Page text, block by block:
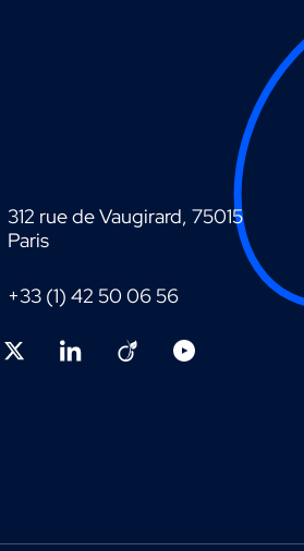
312 rue de Vaugirard, 75015
Paris
+33 (1) 42 50 06 56